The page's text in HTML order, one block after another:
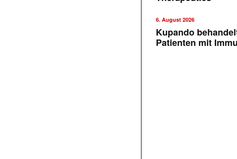
6. August 2026
Kupando
Patienten mit